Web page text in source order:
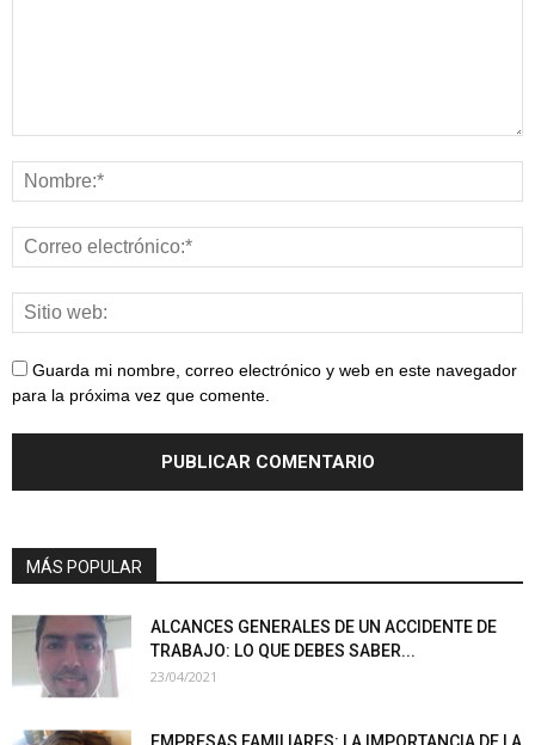
Guarda mi nombre, correo electrónico y web en este navegador
para la próxima vez que comente.
MÁS POPULAR
ALCANCES GENERALES DE UN ACCIDENTE DE
TRABAJO: LO QUE DEBES SABER...
23/04/2021